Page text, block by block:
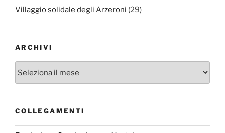
Villaggio solidale degli Arzeroni (29)
ARCHIVI
Archivi
COLLEGAMENTI